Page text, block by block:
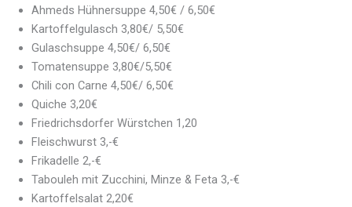
Ahmeds Hühnersuppe 4,50€ / 6,50€
Kartoffelgulasch 3,80€/ 5,50€
Gulaschsuppe 4,50€/ 6,50€
Tomatensuppe 3,80€/5,50€
Chili con Carne 4,50€/ 6,50€
Quiche 3,20€
Friedrichsdorfer Würstchen 1,20
Fleischwurst 3,-€
Frikadelle 2,-€
Tabouleh mit Zucchini, Minze & Feta 3,-€
Kartoffelsalat 2,20€